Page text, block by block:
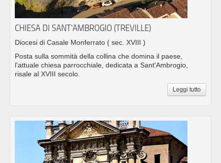
CHIESA DI SANT'AMBROGIO (TREVILLE)
Diocesi di Casale Monferrato ( sec. XVIII )
Posta sulla sommità della collina che domina il paese,
l'attuale chiesa parrocchiale, dedicata a Sant'Ambrogio,
risale al XVIII secolo.
Leggi tutto